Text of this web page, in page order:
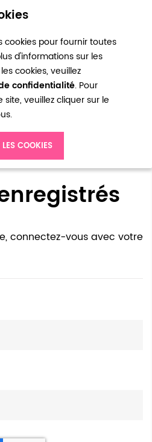
cookies pour fournir toutes
d'informations sur les
cookies, veuillez
confidentialité. Pour
veuillez cliquer sur le
COOKIES
client
connectez-vous avec votre